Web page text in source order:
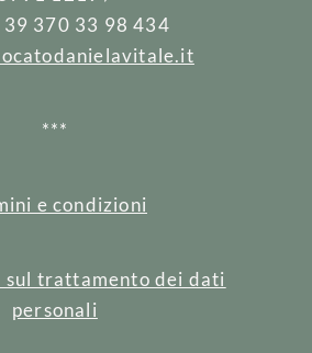
39 370 33 98 434
***
e condizioni
sul trattamento dei dati
personali